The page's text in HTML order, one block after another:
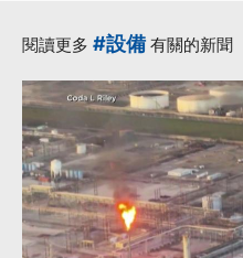
閱讀更多 #設備有關的新聞